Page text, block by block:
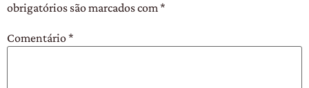
obrigatórios são marcados com*
Comentário*